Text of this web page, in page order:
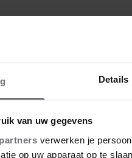
Details
van uw gegevens
verwerken je
op uw apparaat op te